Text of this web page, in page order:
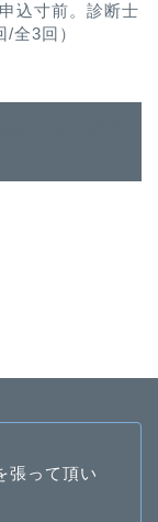
込寸前。診断士
全3回）
張って頂い